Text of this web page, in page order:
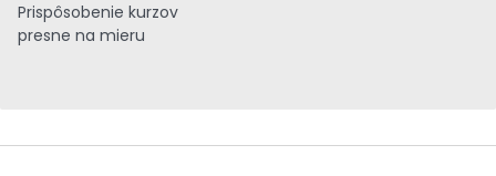
Prispôsobenie kurzov
presne na mieru